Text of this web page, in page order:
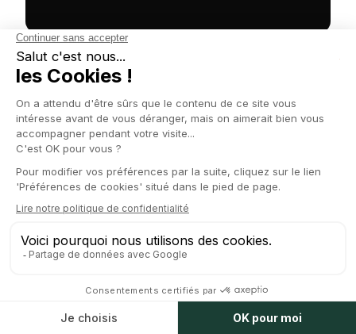
EXPERTISES LIÉES
Nos expertisessur le sujet
Levée de fonds
Term sheet, pacte d'associés, dilution, liquidation
préférentielle… Sécurisez votre levée de fonds